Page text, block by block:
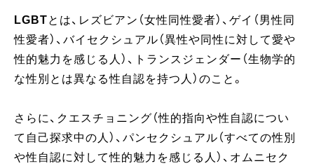
LGBTとは、レズビアン（女性同性愛者）、ゲイ（男性同
性愛者）、バイセクシュアル（異性や同性に対して愛や
性的魅力を感じる人）、トランスジェンダー（生物学的
な性別とは異なる性自認を持つ人）のこと。
さらに、クエスチョニング（性的指向や性自認につい
て自己探求中の人）、パンセクシュアル（すべての性別
や性自認に対して性的魅力を感じる人）、オムニセク